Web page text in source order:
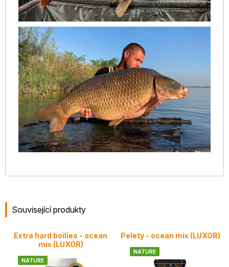
Související produkty
Extra hard boilies - ocean
mix (LUXOR)
NATURE
Pelety - ocean mix (LUXOR)
NATURE